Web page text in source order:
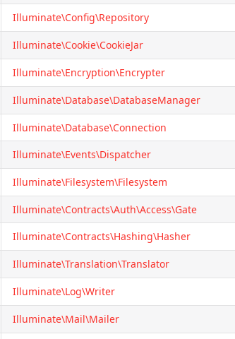
Illuminate\Config\Repository
Illuminate\Cookie\CookieJar
Illuminate\Encryption\Encrypter
Illuminate\Database\DatabaseManager
Illuminate\Database\Connection
Illuminate\Events\Dispatcher
Illuminate\Filesystem\Filesystem
Illuminate\Contracts\Auth\Access\Gate
Illuminate\Contracts\Hashing\Hasher
Illuminate\Translation\Translator
Illuminate\Log\Writer
Illuminate\Mail\Mailer